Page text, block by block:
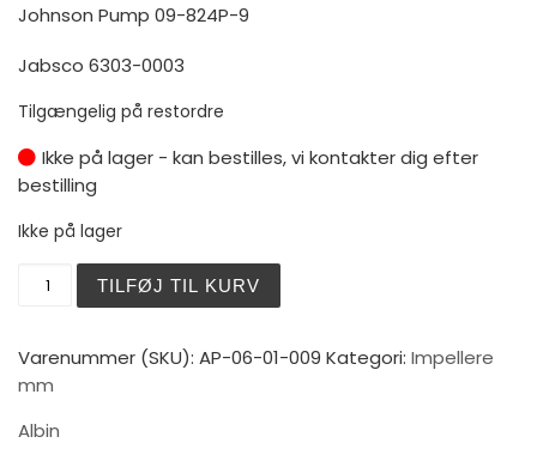
Johnson Pump 09-824P-9
Jabsco 6303-0003
Tilgængelig på restordre
Ikke på lager - kan bestilles, vi kontakter dig efter
bestilling
Ikke på lager
TILFØJ TIL KURV
Varenummer (SKU): AP-06-01-009 Kategori: Impellere
mm
Albin